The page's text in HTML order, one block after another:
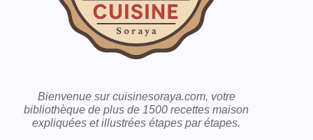
Bienvenue sur cuisinesoraya.com, votre
bibliothèque de plus de 1500 recettes maison
expliquées et illustrées étapes par étapes.